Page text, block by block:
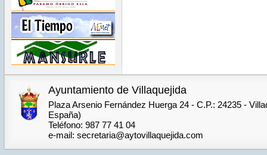
Ayuntamiento de Villaquejida
Plaza Arsenio Fernández Huerga 24 - C.P.: 24235 -
España)
Teléfono: 987 77 41 04
e-mail: secretaria@aytovillaquejida.com